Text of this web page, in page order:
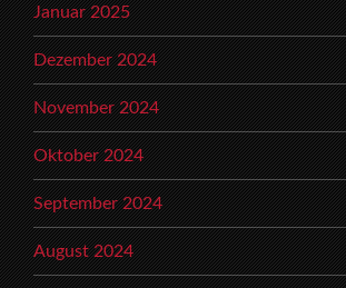
Januar 2025
Dezember 2024
November 2024
Oktober 2024
September 2024
August 2024